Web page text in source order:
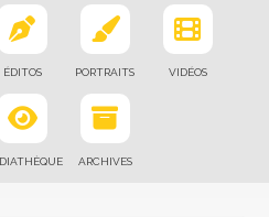
ÉDITOS PORTRAITS VIDÉOS
ARCHIVES